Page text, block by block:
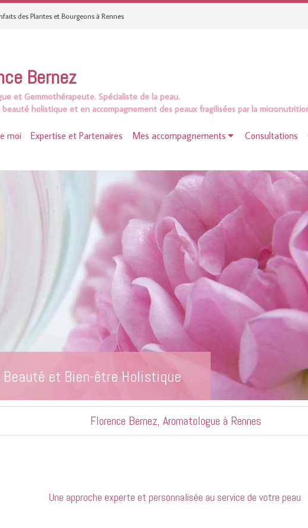
des Plantes et Bourgeons à Rennes
Bernez
et Gemmothérapeute.Spécialiste de la peau.
holistique et en accompagnement des peaux fragilisées par la
moi Expertise et Partenaires Mes accompagnements Consultations
Beauté et Bien-être Holistique
Florence Bernez, Aromatologue à Rennes
Une approche experte et personnalisée au service de votre peau